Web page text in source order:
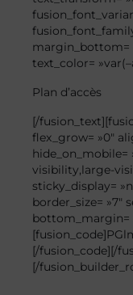
margin_bottom=
text_color=
Plan d’accès
[/
flex_grow= »0″
visibility,large-
sticky_display=
border_size= »7″
bottom_margin=
[/fusion_code][/
[/